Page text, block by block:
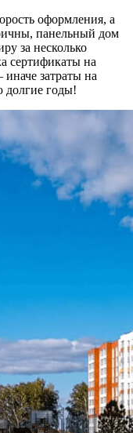
оформления, а
панельный дом
за несколько
сертификаты на
затраты на
долгие годы!